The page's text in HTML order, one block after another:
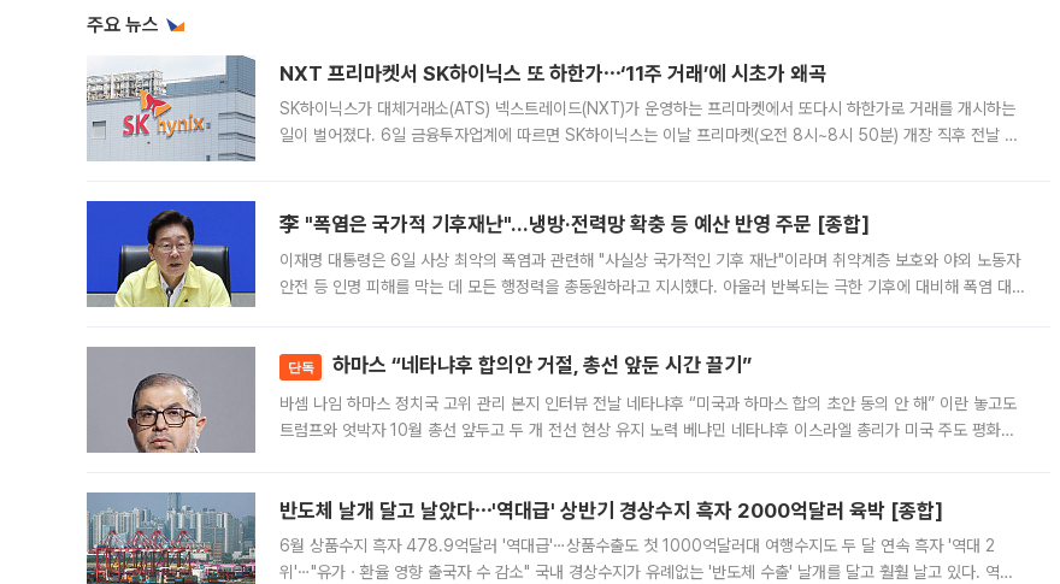
주요 뉴스
NXT 프리마켓서 SK하이닉스 또 하한가⋯‘11주 거래’에 시초가 왜곡
SK하이닉스가 대체거래소(ATS) 넥스트레이드(NXT)가 운영하는 프리마켓에서 또다시 하한가로 거래를 개시하는
일이 벌어졌다. 6일 금융투자업계에 따르면 SK하이닉스는 이날 프리마켓(오전 8시~8시 50분) 개장 직후 전날 정
李 "폭염은 국가적 기후재난"…냉방·전력망 확충 등 예산 반영 주문 [종합]
이재명 대통령은 6일 사상 최악의 폭염과 관련해 "사실상 국가적인 기후 재난"이라며 취약계층 보호와 야외 노동자
안전 등 인명 피해를 막는 데 모든 행정력을 총동원하라고 지시했다. 아울러 반복되는 극한 기후에 대비해 폭염 대응
단독 하마스 “네타냐후 합의안 거절, 총선 앞둔 시간 끌기”
바셈 나임 하마스 정치국 고위 관리 본지 인터뷰 전날 네타냐후 “미국과 하마스 합의 초안 동의 안 해” 이란 놓고도
트럼프와 엇박자 10월 총선 앞두고 두 개 전선 현상 유지 노력 베냐민 네타냐후 이스라엘 총리가 미국 주도 평화위
반도체 날개 달고 날았다⋯'역대급' 상반기 경상수지 흑자 2000억달러 육박 [종합]
6월 상품수지 흑자 478.9억달러 '역대급'⋯상품수출도 첫 1000억달러대 여행수지도 두 달 연속 흑자 '역대 2
위'⋯"유가ㆍ환율 영향 출국자 수 감소" 국내 경상수지가 유례없는 '반도체 수출' 날개를 달고 훨훨 날고 있다. 역대